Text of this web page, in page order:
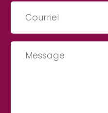
Courriel
(Nécessaire)
Message